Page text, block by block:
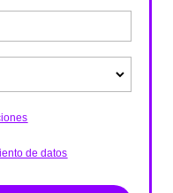
de datos